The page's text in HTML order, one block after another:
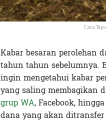
Cara
Kabar besaran perolehan
tahun tahun sebelumnya.
ingin mengetahui kabar
yang saling membagikan
grup WA, Facebook,
dana yang akan